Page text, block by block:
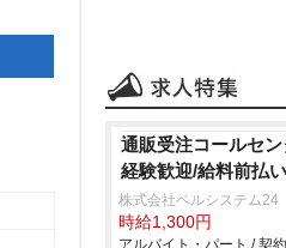
通販受注コールセ
経験歓迎/給料前払
株式会社ベルシステム24
時給1,300円
アルバイト・パート / 契